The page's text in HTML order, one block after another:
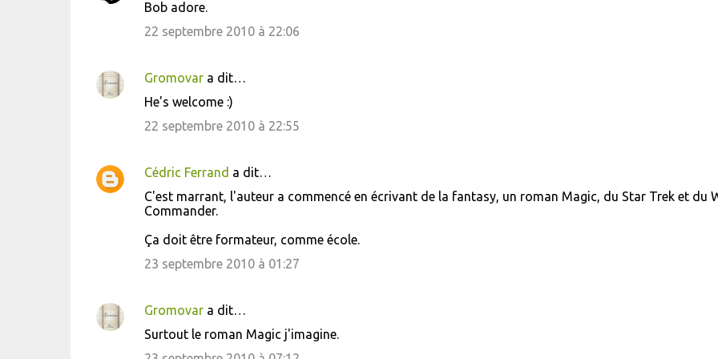
Bob adore.
22 septembre 2010 à 22:06
Gromovara dit…
He's welcome :)
22 septembre 2010 à 22:55
Cédric Ferrand a dit…
C'est marrant, l'auteur a commencé en écrivant de la fantasy, un roman Magic, du Star Trek et du
Commander.
Ça doit être formateur, comme école.
23 septembre 2010 à 01:27
Gromovara dit…
Surtout le roman Magic j'imagine.